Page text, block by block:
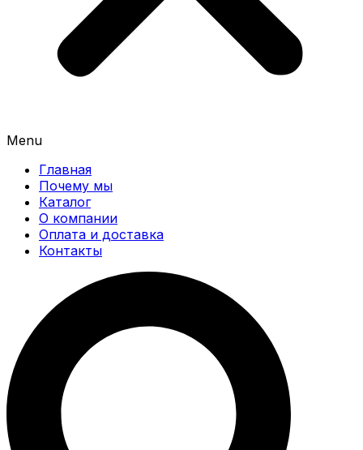
Menu
Главная
Почему мы
Каталог
О компании
Оплата и доставка
Контакты